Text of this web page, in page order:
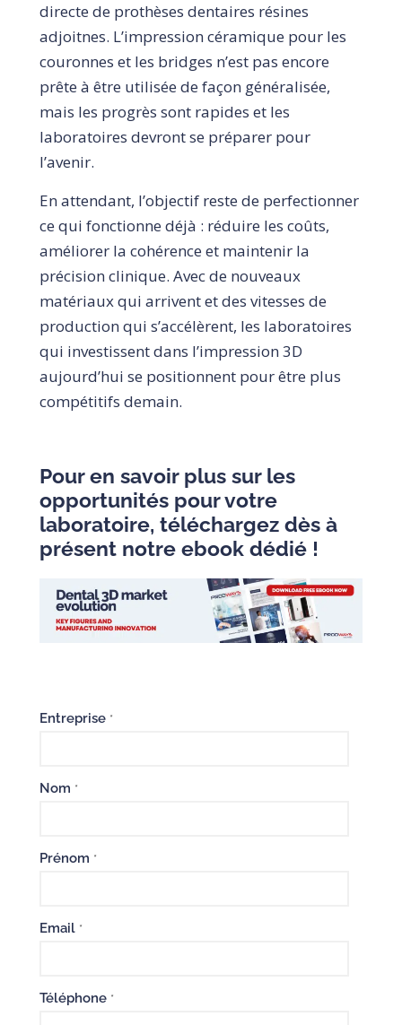
directe de prothèses dentaires résines
adjoitnes. L’impression céramique pour les
couronnes et les bridges n’est pas encore
prête à être utilisée de façon généralisée,
mais les progrès sont rapides et les
laboratoires devront se préparer pour
l’avenir.
En attendant, l’objectif reste de perfectionner
ce qui fonctionne déjà : réduire les coûts,
améliorer la cohérence et maintenir la
précision clinique. Avec de nouveaux
matériaux qui arrivent et des vitesses de
production qui s’accélèrent, les laboratoires
qui investissent dans l’impression 3D
aujourd’hui se positionnent pour être plus
compétitifs demain.
Pour en savoir plus sur les
opportunités pour votre
laboratoire, téléchargez dès à
présent notre ebook dédié !
Entreprise *
Nom *
Prénom *
Email *
Téléphone *